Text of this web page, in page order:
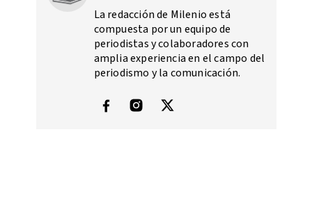
La redacción de Milenio está
compuesta por un equipo de
periodistas y colaboradores con
amplia experiencia en el campo del
periodismo y la comunicación.